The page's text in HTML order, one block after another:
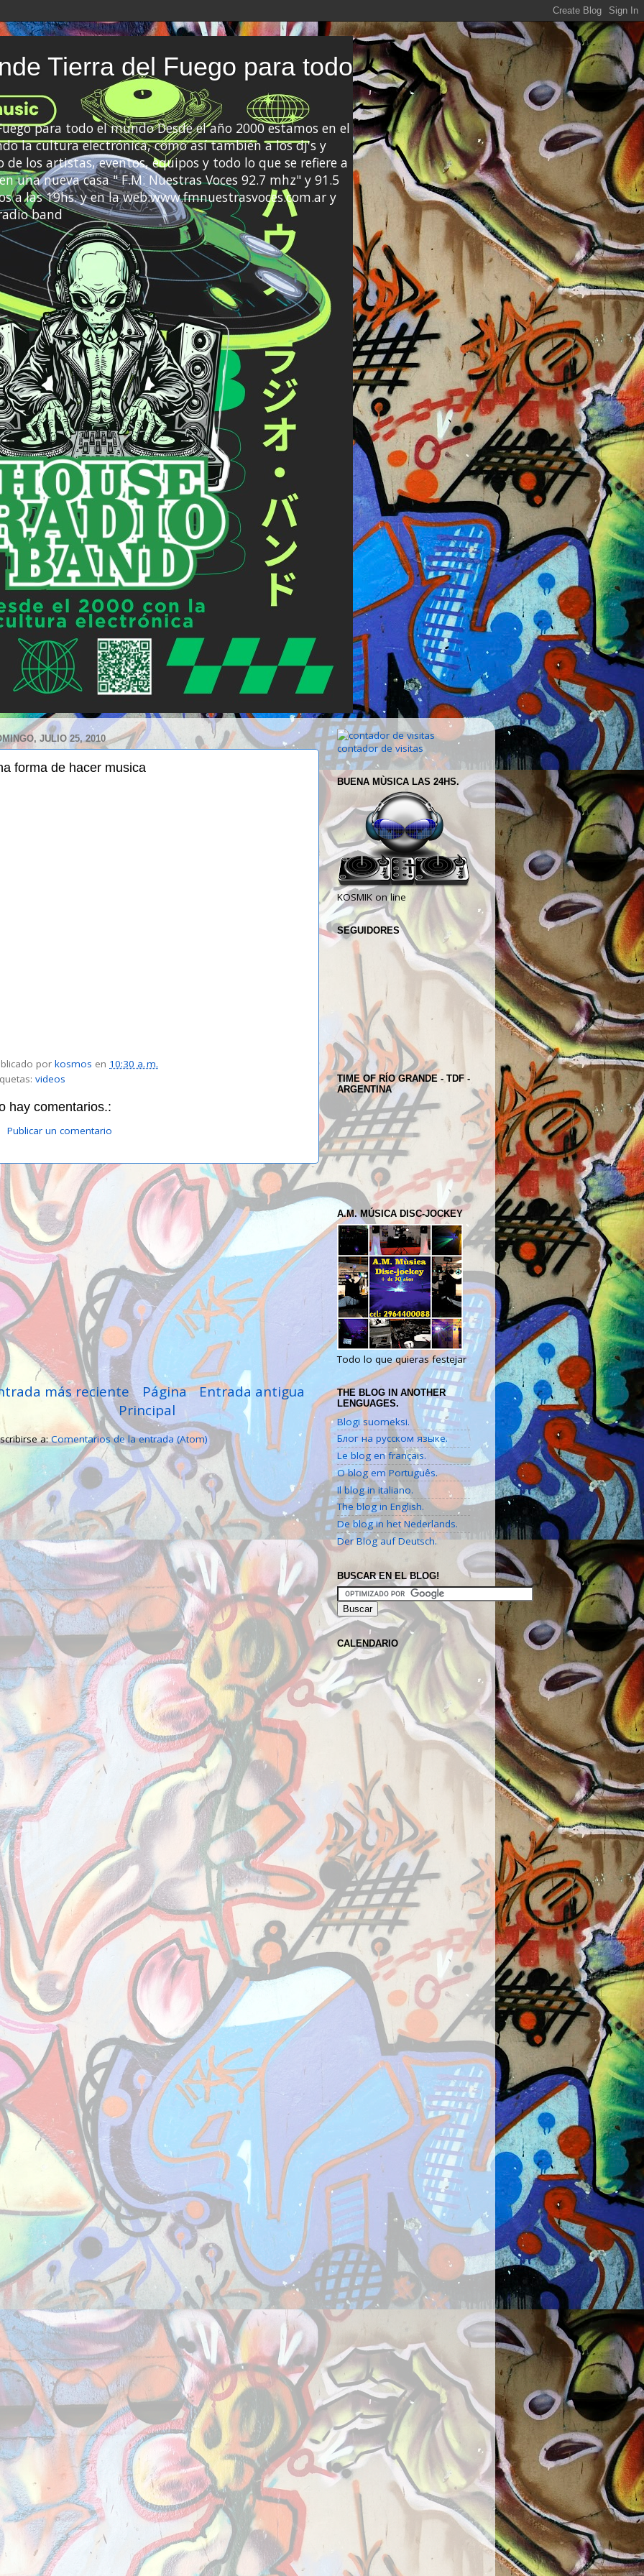
Tierra del Fuego para todo
para todo el mundo Desde el año 2000 estamos en el
la cultura electrónica, como así también a los dj's y
los artistas, eventos, equipos y todo lo que se refiere a
una nueva casa " F.M. Nuestras Voces 92.7 mhz" y 91.5
a las 19hs. y en la web:www.fmnuestrasvoces.com.ar y
band
JULIO 25, 2010
forma de hacer musica
por kosmos en 10:30 a. m.
videos
hay comentarios.:
Publicar un comentario
más reciente Entrada antigua
Página
Principal
a:Comentarios de la entrada (Atom)
contador de visitas
BUENA MÙSICA LAS 24HS.
KOSMIK on line
SEGUIDORES
TIME OF RÍO GRANDE - TDF -
ARGENTINA
A.M. MÚSICA DISC-JOCKEY
Todo lo que quieras festejar
THE BLOG IN ANOTHER
LENGUAGES.
Blogi suomeksi.
Блог на русском языке.
Le blog en français.
O blog em Português.
Il blog in italiano.
The blog in English.
De blog in het Nederlands.
Der Blog auf Deutsch.
BUSCAR EN EL BLOG!
CALENDARIO